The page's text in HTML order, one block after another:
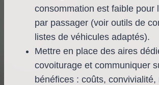
consommation est faible pour
par passager (voir outils de
listes de véhicules adaptés).
Mettre en place des aires
covoiturage et communiquer
bénéfices : coûts, convivialité,